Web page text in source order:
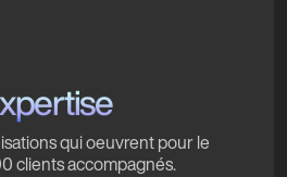
qui oeuvrent pour le
clients accompagnés.